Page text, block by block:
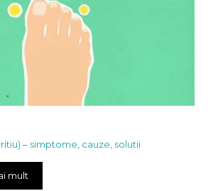
– simptome, cauze, solutii
mult